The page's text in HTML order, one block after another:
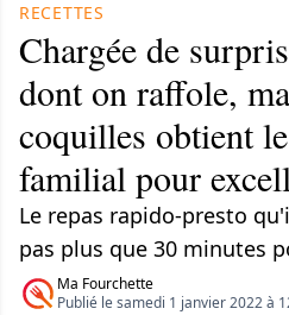
RECETTES
Chargée de
dont on raffole,
coquilles obtient
familial pour
Le repas rapido-presto
pas plus que 30 minutes
Ma Fourchette
Publié le samedi 1 janvier 2022 à